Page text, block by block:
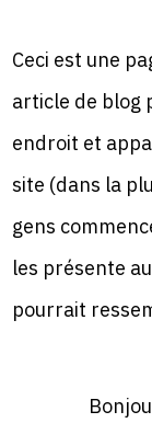
Ceci est une
article de blog
endroit et
site (dans la
gens
les présente
pourrait